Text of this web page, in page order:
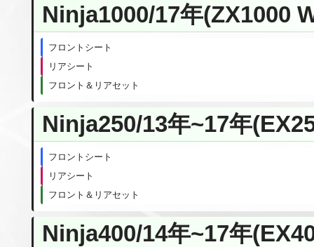
Ninja1000/17年(ZX1000
フロントシート
リアシート
フロント＆リアセット
Ninja250/13年~17年
フロントシート
リアシート
フロント＆リアセット
Ninja400/14年~17年